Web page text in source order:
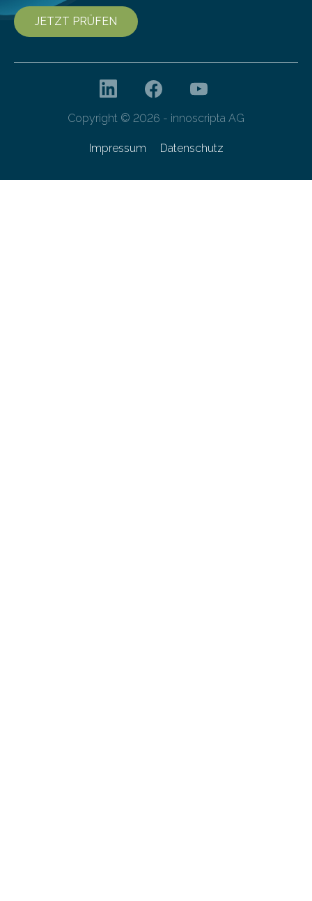
JETZT PRÜFEN
Copyright © 2026 - innoscripta AG
Impressum Datenschutz